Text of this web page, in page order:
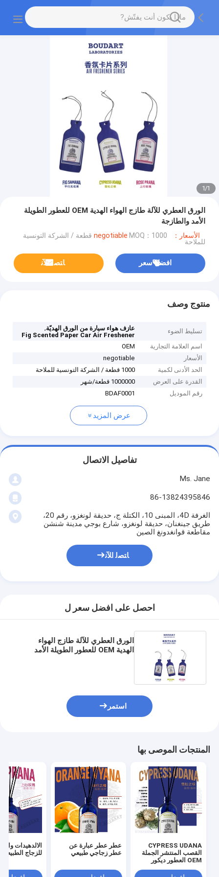
1
/
1
الورق العطري للآلة طازج الهواء الهدية OEM للعطور الطويلة
الأمد والطازجة
الأسعار：negotiable MOQ：1000 قطعة / الشركة التونسية
للملاحة
افضل سعر ﺎﺘﺼﻟ ﺍﻶﻧ
منتوج وصف
تسليط الضوء عازف هواء سيارة من الورق الهديّة,
Fig Scented Paper Car Air Freshener
اسم العلامة التجارية
OEM
الأسعار
negotiable
الحد الأدنى لكمية
1000 قطعة / الشركة التونسية للملاحة
القدرة على العرض
1000000 قطعة/شهر
رقم الموديل
BDAF0001
عرض المزيد
تفاصيل الاتصال
Ms. Jane
86-13824395846
الغرفة 4D، المبنى 10، الكتلة ج، حديقة لونغزو، رقم 20،
طريق جينغنان، حديقة لونغزو، شارع بوجي مدينة شنشن
مقاطعة قوانغدونغ الصين
ﺎﺘﺼﻟ ﺍﻶﻧ
احصل على افضل سعر ل
الورق العطري للآلة طازج الهواء
الهدية OEM للعطور الطويلة الأمد
استمر
المنتجات الموصى بها
CYPRESS UDANA
القصب المنتشر الجملة
OEM العطور ديكور
زجاجة زيت أساسي رائحة
عطر عطر عبارة عن
عطر زجاجي طبيعي
الالدهيدات
للزجاج الطبيعي